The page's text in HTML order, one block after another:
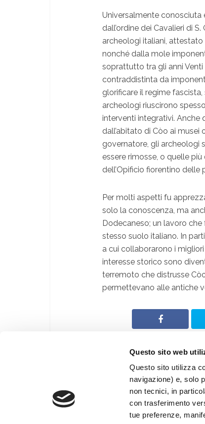
Questo sito web
Questo sito utilizza
navigazione) e, solo
non tecnici, in
con trasferimento
tue preferenze,
Universalmente conosciuta
dall’ordine dei Cavalieri di
archeologi italiani,
nonché dalla mole
soprattutto tra gli anni Venti
contraddistinta da
glorificare il regime
archeologi riuscirono
interventi integrativi. Anche
dall’abitato di Còo ai
governatore, gli archeologi
essere rimosse, o quelle
dell’Opificio fiorentino delle
Per molti aspetti fu
solo la conoscenza, ma
Dodecaneso; un lavoro
stesso suolo italiano. In
a cui collaborarono i
interesse storico sono
terremoto che distrusse
permettevano alle antiche
®Giunti Editore S.p.a.
Web By
PRISMA Associazione Culturale